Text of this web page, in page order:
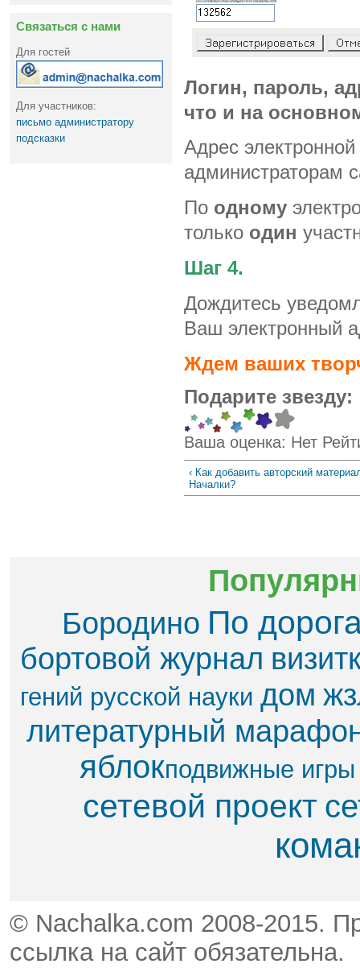
Связаться с нами
Для гостей
Для участников:
письмо администратору
подсказки
Логин, пароль,
что и на
Адрес
администраторам
По одному
только один
Шаг 4.
Дождитесь
Ваш электронный
Ждем ваших
Подарите звезду:
Ваша оценка: Нет
‹ Как добавить авторский
Началки?
Бородино По
бортовой журнал
гений русской науки дом
литературный
яблок​подвижные игры
сетевой проект
© Nachalka.com 2008-2015.
ссылка на сайт обязательна.